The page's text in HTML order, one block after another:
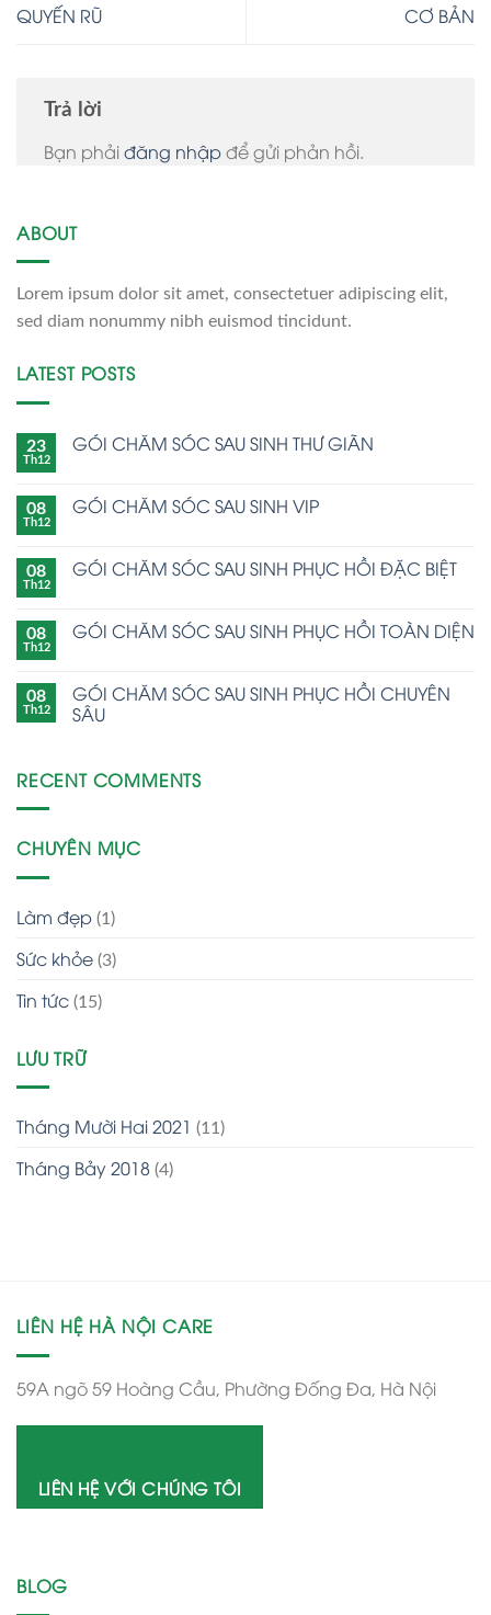
QUYẾN RŨ CƠ BẢN
Trả lời
Bạn phải đăng nhậpđể gửi phản hồi.
ABOUT
Lorem ipsum dolor sit amet, consectetuer adipiscing elit,
sed diam nonummy nibh euismod tincidunt.
LATEST POSTS
23
Th12
GÓI CHĂM SÓC SAU SINH THƯ GIÃN
08
Th12
GÓI CHĂM SÓC SAU SINH VIP
08
Th12
GÓI CHĂM SÓC SAU SINH PHỤC HỒI ĐẶC BIỆT
08
Th12
GÓI CHĂM SÓC SAU SINH PHỤC HỒI TOÀN DIỆN
08
Th12
GÓI CHĂM SÓC SAU SINH PHỤC HỒI CHUYÊN
SÂU
RECENT COMMENTS
CHUYÊN MỤC
Làm đẹp (1)
Sức khỏe (3)
Tin tức (15)
LƯU TRỮ
Tháng Mười Hai 2021 (11)
Tháng Bảy 2018 (4)
LIÊN HỆ HÀ NỘI CARE
59A ngõ 59 Hoàng Cầu, Phường Đống Đa, Hà Nội
LIÊN HỆ VỚI CHÚNG TÔI
BLOG